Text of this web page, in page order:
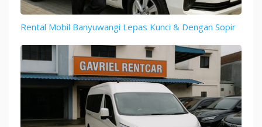
Rental Mobil Banyuwangi Lepas Kunci & Dengan Sopir